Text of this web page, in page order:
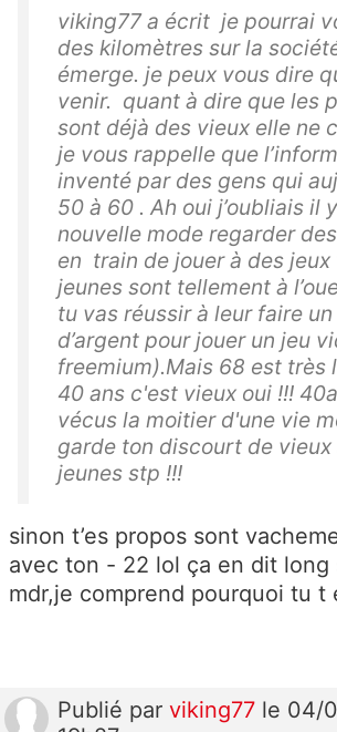
viking77 a écrit je pourrai
des kilomètres sur la
émerge. je peux vous dire
venir. quant à dire que les
sont déjà des vieux elle ne
je vous rappelle que
inventé par des gens qui
50 à 60 . Ah oui j’oubliais il
nouvelle mode regarder
en train de jouer à des
jeunes sont tellement à
tu vas réussir à leur faire
d’argent pour jouer un jeu
freemium).Mais 68 est très
40 ans c'est vieux oui !!!
vécus la moitier d'une vie
garde ton discourt de
jeunes stp !!!
sinon t’es propos sont
avec ton - 22 lol ça en dit long
mdr,je comprend pourquoi tu t
Publié par viking77 le 04/